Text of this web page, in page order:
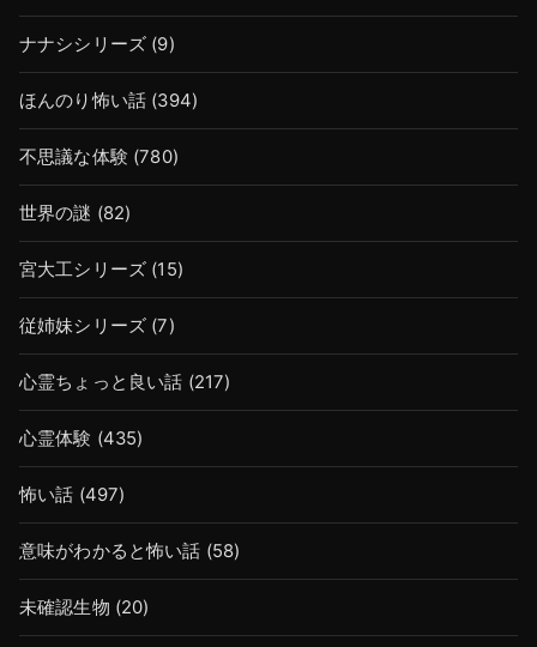
ナナシシリーズ (9)
ほんのり怖い話 (394)
不思議な体験 (780)
世界の謎 (82)
宮大工シリーズ (15)
従姉妹シリーズ (7)
心霊ちょっと良い話 (217)
心霊体験 (435)
怖い話 (497)
意味がわかると怖い話 (58)
未確認生物 (20)